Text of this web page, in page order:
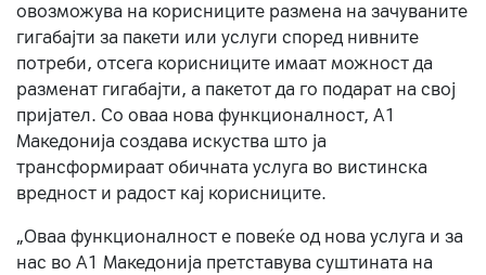
овозможува на корисниците размена на зачуваните
гигабајти за пакети или услуги според нивните
потреби, отсега корисниците имаат можност да
разменат гигабајти, а пакетот да го подарат на свој
пријател. Со оваа нова функционалност, А1
Македонија создава искуства што ја
трансформираат обичната услуга во вистинска
вредност и радост кај корисниците.
„Оваа функционалност е повеќе од нова услуга и за
нас во А1 Македонија претставува суштината на